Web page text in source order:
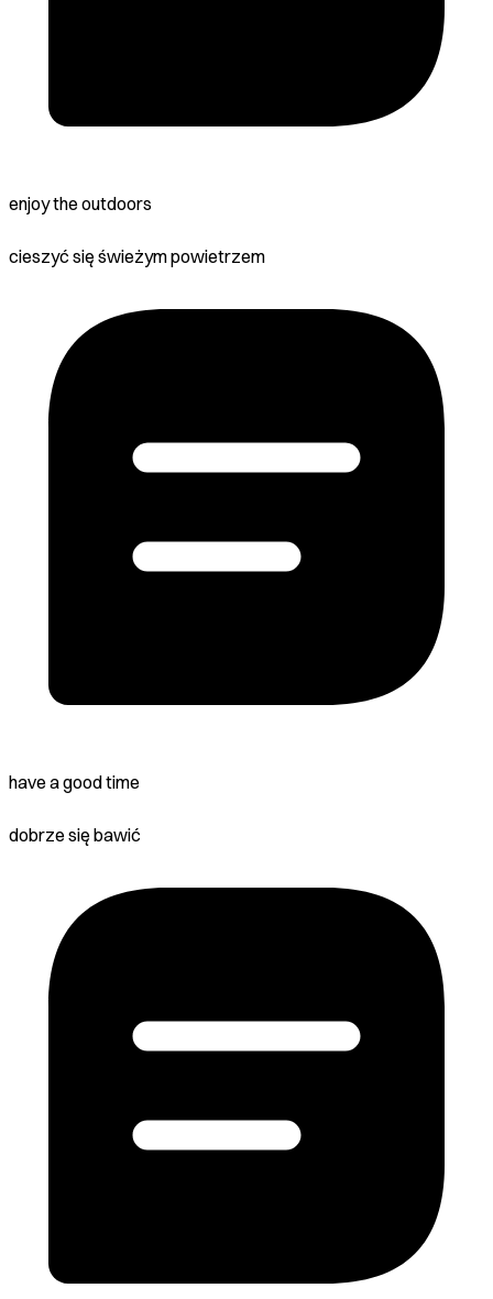
enjoy the outdoors
cieszyć się świeżym powietrzem
have a good time
dobrze się bawić